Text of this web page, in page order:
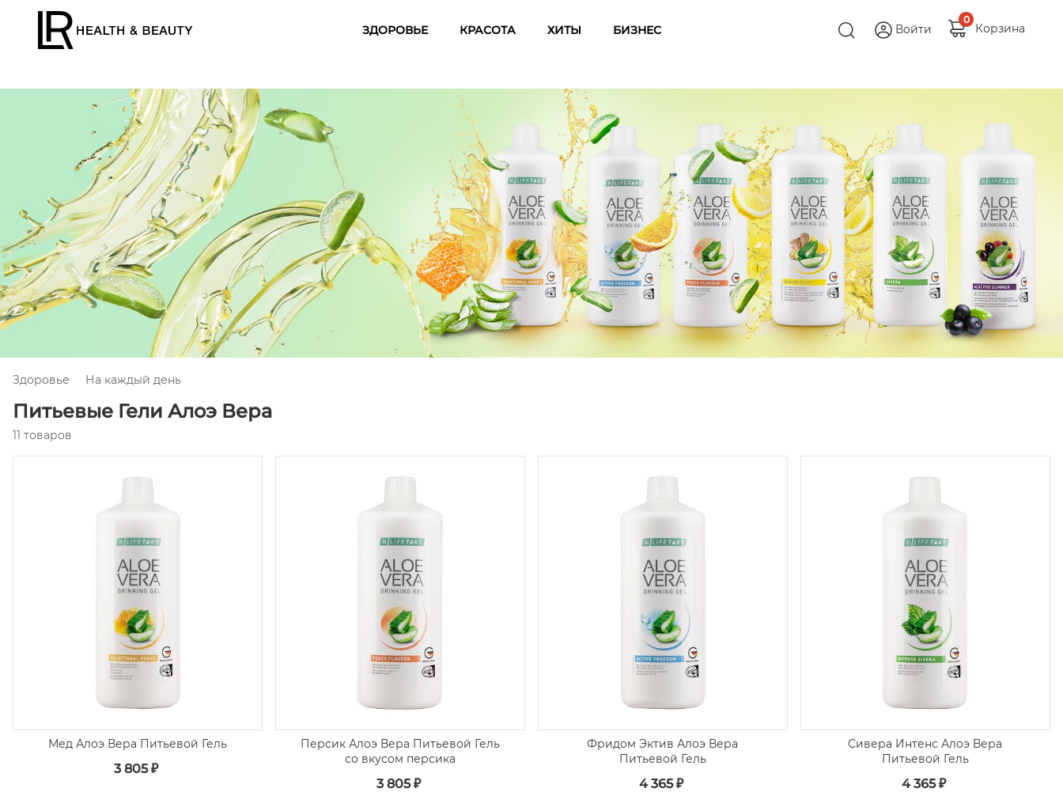
ЗДОРОВЬЕ КРАСОТА ХИТЫ БИЗНЕС Войти
0
Корзина
Здоровье На каждый день
Питьевые Гели Алоэ Вера
11 товаров
Мед Алоэ Вера Питьевой Гель
3 805 ₽
Персик Алоэ Вера Питьевой Гель
со вкусом персика
3 805 ₽
Фридом Эктив Алоэ Вера
Питьевой Гель
4 365 ₽
Сивера Интенс Алоэ Вера
Питьевой Гель
4 365 ₽